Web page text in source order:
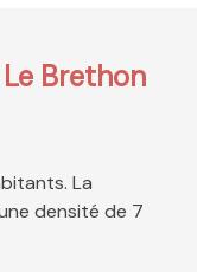
Brethon
La
densité de 7